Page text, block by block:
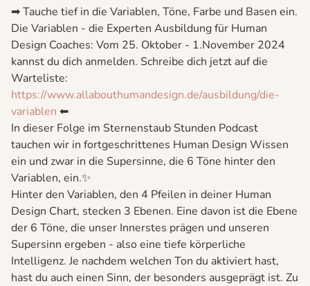
➡ Tauche tief in die Variablen, Töne, Farbe und Basen ein.
Die Variablen - die Experten Ausbildung für Human
Design Coaches: Vom 25. Oktober - 1.November 2024
kannst du dich anmelden. Schreibe dich jetzt auf die
Warteliste:
⁠⁠https://www.allabouthumandesign.de/ausbildung/die-
variablen⁠⁠ ⬅
In dieser Folge im Sternenstaub Stunden Podcast
tauchen wir in fortgeschrittenes Human Design Wissen
ein und zwar in die Supersinne, die 6 Töne hinter den
Variablen, ein.✨
Hinter den Variablen, den 4 Pfeilen in deiner Human
Design Chart, stecken 3 Ebenen. Eine davon ist die Ebene
der 6 Töne, die unser Innerstes prägen und unseren
Supersinn ergeben - also eine tiefe körperliche
Intelligenz. Je nachdem welchen Ton du aktiviert hast,
hast du auch einen Sinn, der besonders ausgeprägt ist. Zu